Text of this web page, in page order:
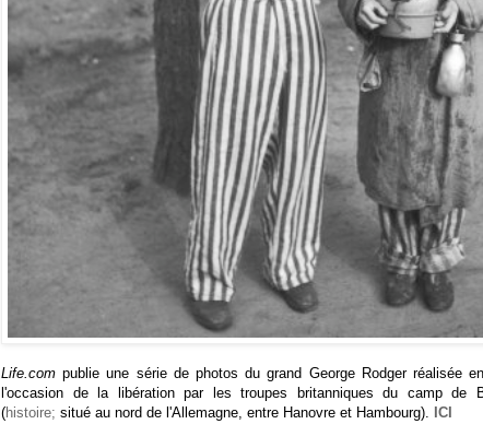
Life.com publie une série de photos du grand George Rodger réalisée
l'occasion de la libération par les troupes britanniques du camp de
(histoire; situé au nord de l'Allemagne, entre Hanovre et Hambourg). ICI